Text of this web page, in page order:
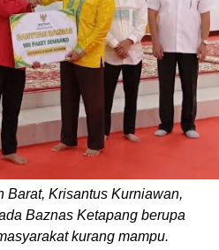
Barat, Krisantus Kurniawan,
Baznas Ketapang berupa
kurang mampu.